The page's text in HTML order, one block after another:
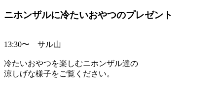
ニホンザルに冷たいおやつのプレゼント
13:30〜 サル山
冷たいおやつを楽しむニホンザル達の
涼しげな様子をご覧ください。